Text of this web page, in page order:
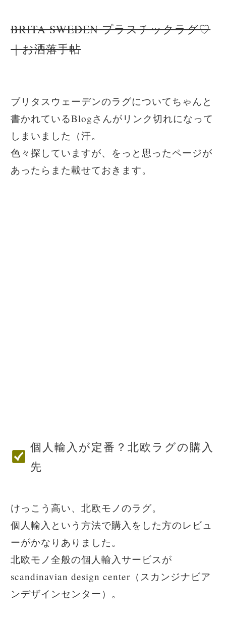
BRITA SWEDEN プラスチックラグ♡
｜お洒落手帖
ブリタスウェーデンのラグについてちゃんと
書かれているBlogさんがリンク切れになって
しまいました（汗。
色々探していますが、をっと思ったページが
あったらまた載せておきます。
個人輸入が定番？北欧ラグの購入
先
けっこう高い、北欧モノのラグ。
個人輸入という方法で購入をした方のレビュ
ーがかなりありました。
北欧モノ全般の個人輸入サービスが
scandinavian design center（スカンジナビア
ンデザインセンター）。